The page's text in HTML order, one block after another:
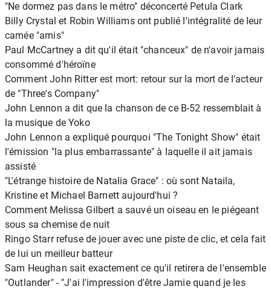
"Ne dormez pas dans le métro" déconcerté Petula Clark
Billy Crystal et Robin Williams ont publié l'intégralité de leur
camée "amis"
Paul McCartney a dit qu'il était "chanceux" de n'avoir jamais
consommé d'héroïne
Comment John Ritter est mort: retour sur la mort de l'acteur
de "Three's Company"
John Lennon a dit que la chanson de ce B-52 ressemblait à
la musique de Yoko
John Lennon a expliqué pourquoi "The Tonight Show" était
l'émission "la plus embarrassante" à laquelle il ait jamais
assisté
"L'étrange histoire de Natalia Grace" : où sont Nataila,
Kristine et Michael Barnett aujourd'hui ?
Comment Melissa Gilbert a sauvé un oiseau en le piégeant
sous sa chemise de nuit
Ringo Starr refuse de jouer avec une piste de clic, et cela fait
de lui un meilleur batteur
Sam Heughan sait exactement ce qu'il retirera de l'ensemble
"Outlander" - "J'ai l'impression d'être Jamie quand je les